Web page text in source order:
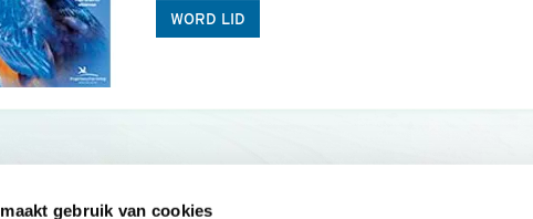
gebruik van cookies
WORD LID